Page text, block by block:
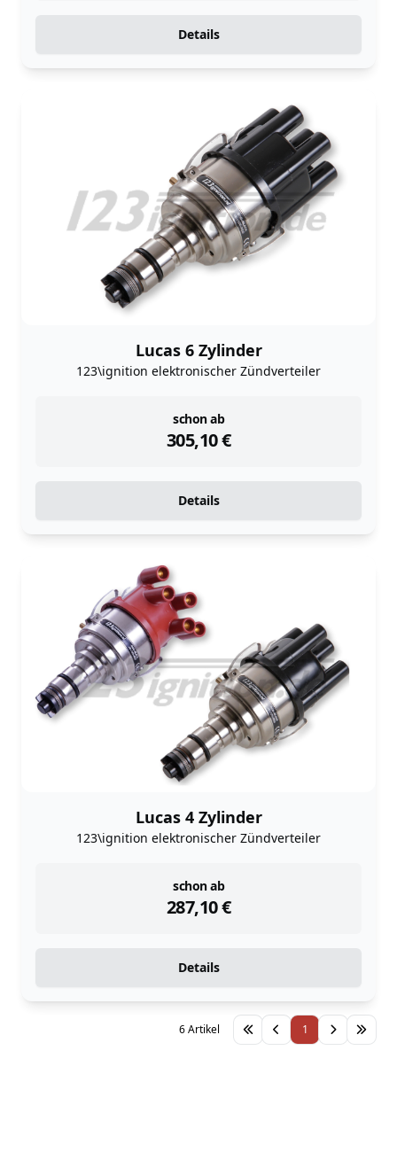
Details
Lucas 6 Zylinder
123\ignition elektronischer Zündverteiler
schon ab
305,10€
instock
Details
Lucas 4 Zylinder
123\ignition elektronischer Zündverteiler
schon ab
287,10€
instock
Details
1
6 Artikel